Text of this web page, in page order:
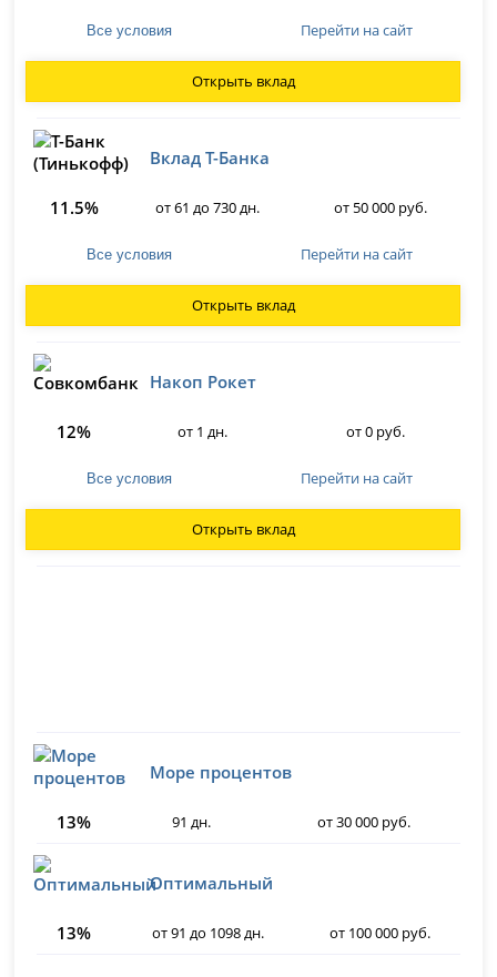
Все условия Перейти на сайт
Открыть вклад
Вклад Т-Банка
11.5% от 61 до 730 дн. от 50 000 руб.
Все условия Перейти на сайт
Открыть вклад
Накоп Рокет
12% от 1 дн. от 0 руб.
Все условия Перейти на сайт
Открыть вклад
Море процентов
13% 91 дн. от 30 000 руб.
Оптимальный
13% от 91 до 1098 дн. от 100 000 руб.